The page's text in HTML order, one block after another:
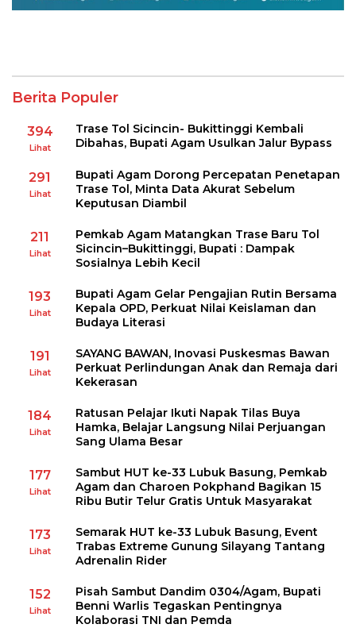
Berita Populer
394
Lihat
Trase Tol Sicincin- Bukittinggi Kembali
Dibahas, Bupati Agam Usulkan Jalur Bypass
291
Lihat
Bupati Agam Dorong Percepatan Penetapan
Trase Tol, Minta Data Akurat Sebelum
Keputusan Diambil
211
Lihat
Pemkab Agam Matangkan Trase Baru Tol
Sicincin–Bukittinggi, Bupati : Dampak
Sosialnya Lebih Kecil
193
Lihat
Bupati Agam Gelar Pengajian Rutin Bersama
Kepala OPD, Perkuat Nilai Keislaman dan
Budaya Literasi
191
Lihat
SAYANG BAWAN, Inovasi Puskesmas Bawan
Perkuat Perlindungan Anak dan Remaja dari
Kekerasan
184
Lihat
Ratusan Pelajar Ikuti Napak Tilas Buya
Hamka, Belajar Langsung Nilai Perjuangan
Sang Ulama Besar
177
Lihat
Sambut HUT ke-33 Lubuk Basung, Pemkab
Agam dan Charoen Pokphand Bagikan 15
Ribu Butir Telur Gratis Untuk Masyarakat
173
Lihat
Semarak HUT ke-33 Lubuk Basung, Event
Trabas Extreme Gunung Silayang Tantang
Adrenalin Rider
152
Lihat
Pisah Sambut Dandim 0304/Agam, Bupati
Benni Warlis Tegaskan Pentingnya
Kolaborasi TNI dan Pemda